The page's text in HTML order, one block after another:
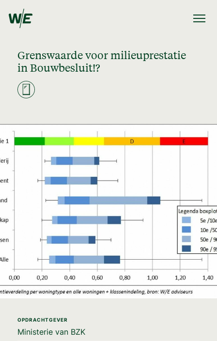
Grenswaarde voor milieuprestatie
in Bouwbesluit!?
OPDRACHTGEVER
Ministerie van BZK